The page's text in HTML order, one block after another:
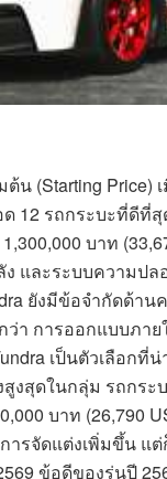
น (Starting
12 รถกระบะที่ดีที่
บาท
และระบบความป
ยังมีข้อจำกัดด้า
ว่า การออกแบบภา
เป็นตัวเลือกที่
งสุดในกลุ่ม รถกร
บาท (26,790
รจัดแต่งเพิ่มขึ้น แ
ข้อดีของรุ่นปี